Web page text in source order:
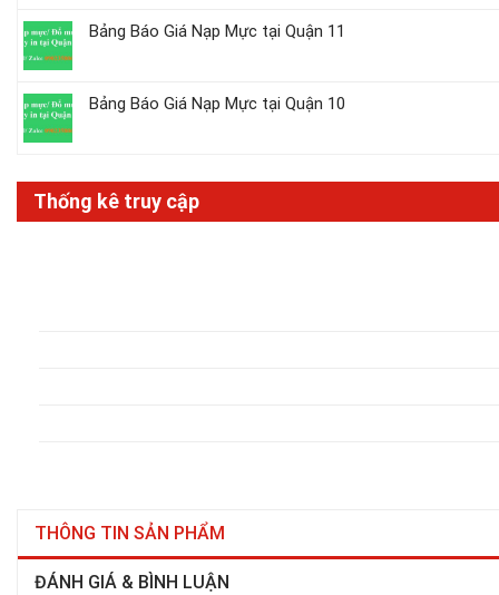
THÔNG TIN SẢN PHẨM
ĐÁNH GIÁ & BÌNH LUẬN
Bảng Báo Giá Nạp Mực tại Quận 11
Bảng Báo Giá Nạp Mực tại Quận 10
Thống kê truy cập